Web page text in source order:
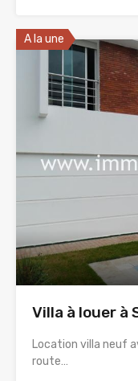
A la une
Villa à louer à
Location villa neuf
route…